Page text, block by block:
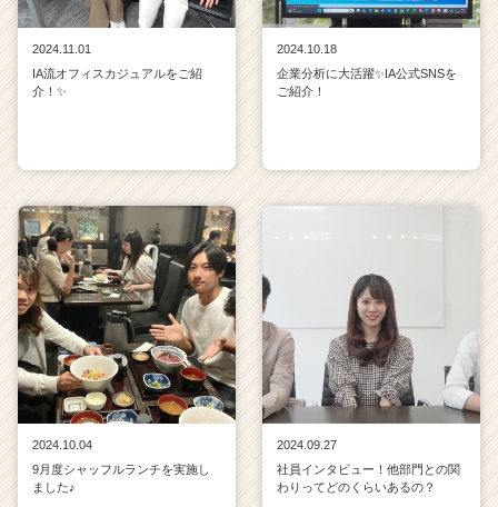
2024.11.01
IA流オフィスカジュアルをご紹
介！✨
2024.10.18
企業分析に大活躍✨IA公式SNSを
ご紹介！
2024.10.04
9月度シャッフルランチを実施し
ました♪
2024.09.27
社員インタビュー！他部門との関
わりってどのくらいあるの？